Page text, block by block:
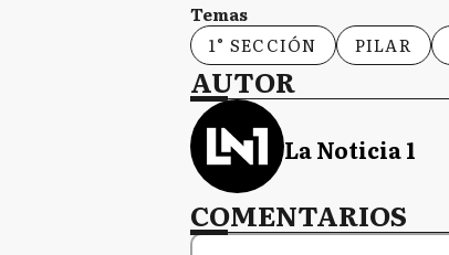
Temas
1° SECCIÓN
PILAR
AUTOR
La Noticia 1
COMENTARIOS